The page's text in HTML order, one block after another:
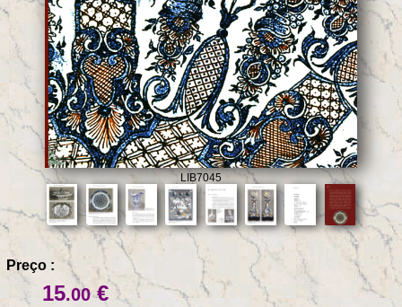
LIB7045
Preço :
15.00€